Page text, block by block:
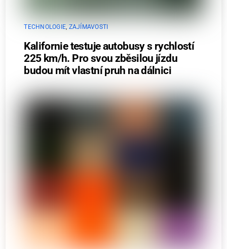
TECHNOLOGIE, ZAJÍMAVOSTI
Kalifornie testuje autobusy s rychlostí
225 km/h. Pro svou zběsilou jízdu
budou mít vlastní pruh na dálnici